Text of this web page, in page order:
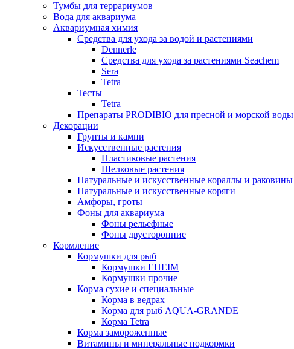
Тумбы для террариумов
Вода для аквариума
Аквариумная химия
Средства для ухода за водой и растениями
Dennerle
Средства для ухода за растениями Seachem
Sera
Tetra
Тесты
Tetra
Препараты PRODIBIO для пресной и морской воды
Декорации
Грунты и камни
Искусственные растения
Пластиковые растения
Шелковые растения
Натуральные и искусственные кораллы и раковины
Натуральные и искусственные коряги
Амфоры, гроты
Фоны для аквариума
Фоны рельефные
Фоны двусторонние
Кормление
Кормушки для рыб
Кормушки EHEIM
Кормушки прочие
Корма сухие и специальные
Корма в ведрах
Корма для рыб AQUA-GRANDE
Корма Tetra
Корма замороженные
Витамины и минеральные подкормки